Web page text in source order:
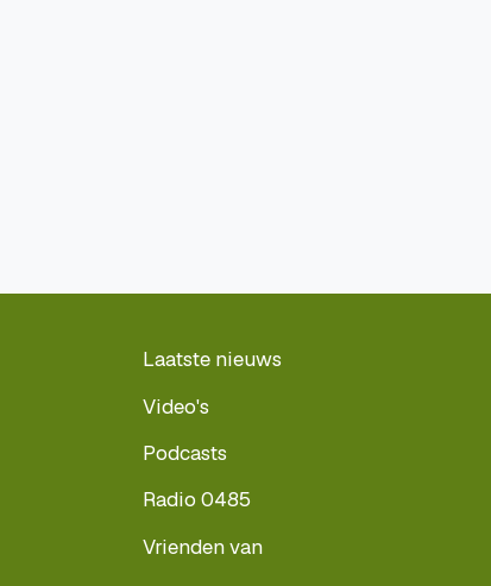
Laatste nieuws
Video's
Podcasts
Radio 0485
Vrienden van